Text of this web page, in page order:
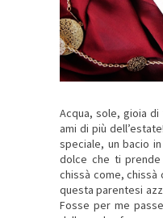
Acqua, sole, gioia di
ami di più
speciale, un bacio
dolce che ti
chissà come, chissà
questa parentesi
Fosse per me